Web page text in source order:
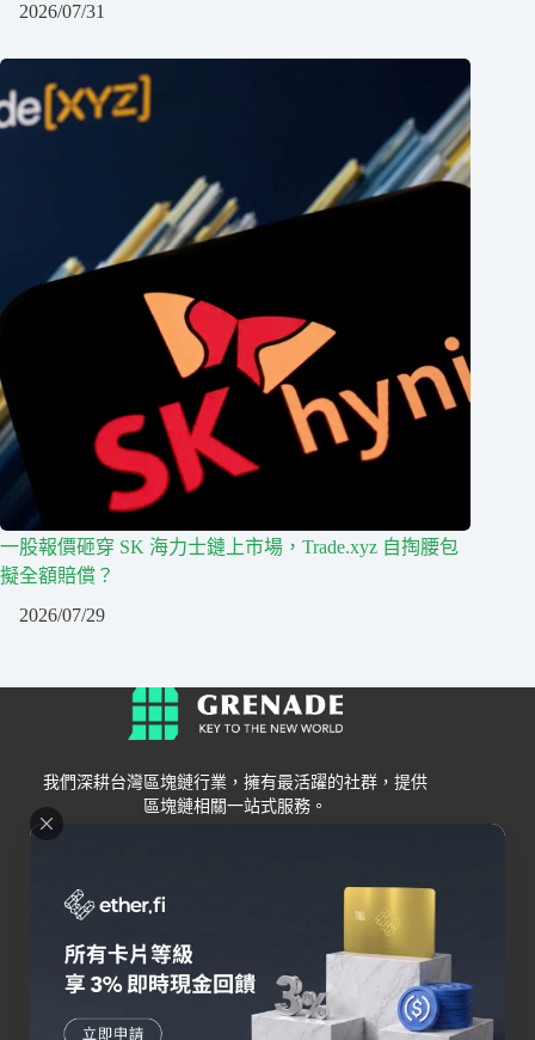
2026/07/31
一股報價砸穿 SK 海力士鏈上市場，Trade.xyz 自掏腰包
擬全額賠償？
2026/07/29
我們深耕台灣區塊鏈行業，擁有最活躍的社群，提供
區塊鏈相關一站式服務。
Grenade
關於我們
聯絡我們
錢包
交易所
Bybit
OKX
HOYA BIT